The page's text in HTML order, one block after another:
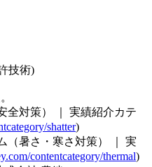
技術)
全対策） ｜ 実績紹介カテ
shatter)
（暑さ・寒さ対策） ｜ 実
contentcategory/thermal)